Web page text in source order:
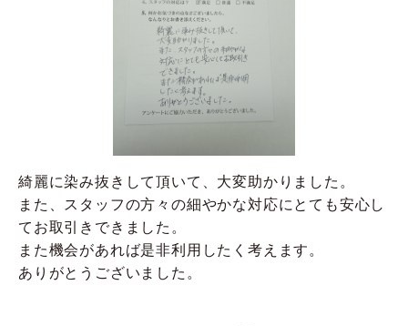
綺麗に染み抜きして頂いて、大変助かりました。
また、スタッフの方々の細やかな対応にとても安心し
てお取引きできました。
また機会があれば是非利用したく考えます。
ありがとうございました。